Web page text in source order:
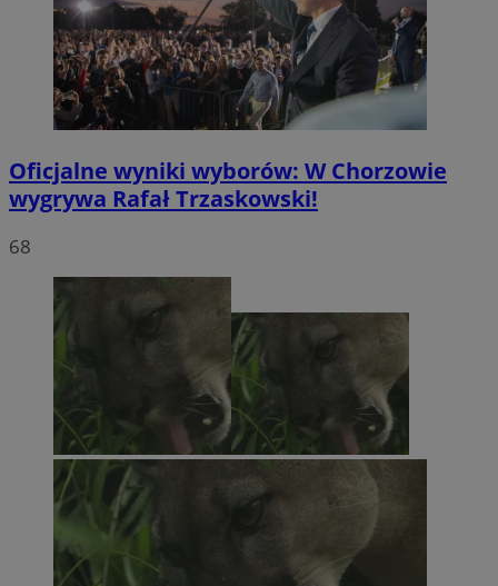
Oficjalne wyniki wyborów: W Chorzowie
wygrywa Rafał Trzaskowski!
68